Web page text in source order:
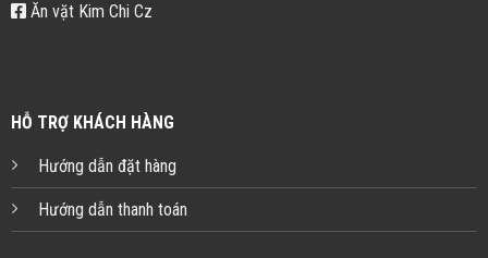
Ăn vặt Kim Chi Cz
HỖ TRỢ KHÁCH HÀNG
Hướng dẫn đặt hàng
Hướng dẫn thanh toán